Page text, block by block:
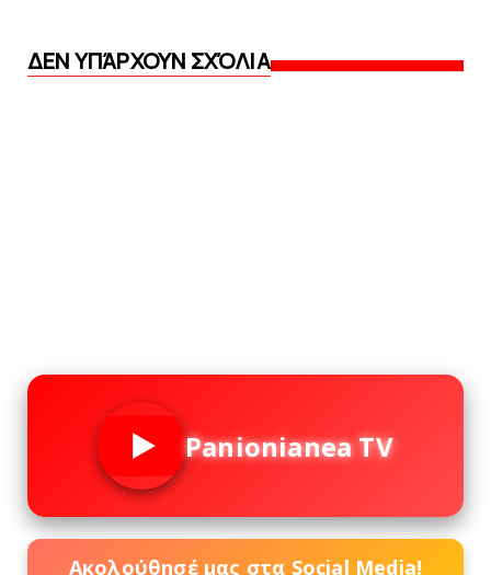
ΔΕΝ ΥΠΆΡΧΟΥΝ ΣΧΌΛΙΑ
Panionianea TV
Ακολούθησέ μας στα Social Media!